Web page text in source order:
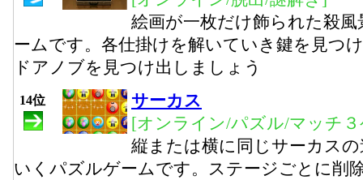
絵画が一枚だけ飾られた殺
ームです。各仕掛けを解いていき鍵を見つ
ドアノブを見つけ出しましょう
14位
サーカス
[オンライン/パズル/マッチ
縦または横に同じサーカス
いくパズルゲームです。ステージごとに削